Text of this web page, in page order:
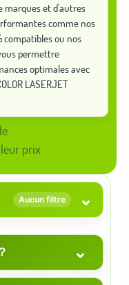
marques et d'autres
comme nos
compatibles ou nos
permettre
optimales avec
LASERJET
prix
Aucun filtre ⌄
⌄